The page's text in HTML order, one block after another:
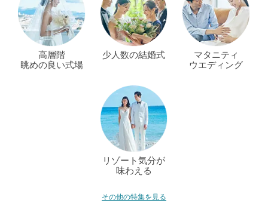
高層階
眺めの良い式場
少人数の結婚式
マタニティ
ウエディング
リゾート気分が
味わえる
その他の特集を見る